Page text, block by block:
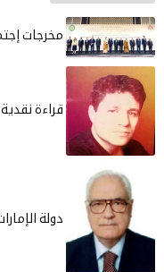
مخرجات
قراءة
دولة